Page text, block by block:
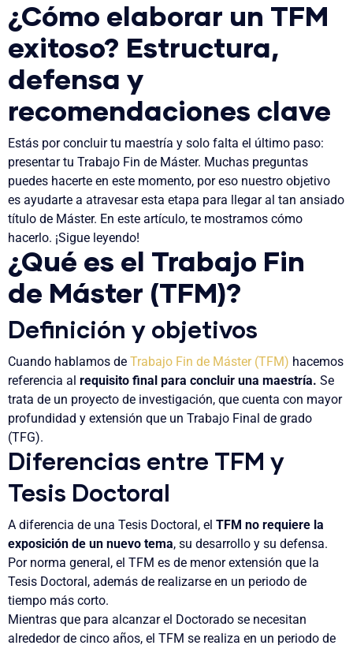
¿Cómo elaborar un TFM
exitoso? Estructura,
defensa y
recomendaciones clave
Estás por concluir tu maestría y solo falta el último paso:
presentar tu Trabajo Fin de Máster. Muchas preguntas
puedes hacerte en este momento, por eso nuestro objetivo
es ayudarte a atravesar esta etapa para llegar al tan ansiado
título de Máster. En este artículo, te mostramos cómo
hacerlo. ¡Sigue leyendo!
¿Qué es el Trabajo Fin
de Máster (TFM)?
Definición y objetivos
Cuando hablamos de Trabajo Fin de Máster (TFM) hacemos
referencia al requisito final para concluir una maestría. Se
trata de un proyecto de investigación, que cuenta con mayor
profundidad y extensión que un Trabajo Final de grado
(TFG).
Diferencias entre TFM y
Tesis Doctoral
A diferencia de una Tesis Doctoral, el TFM no requiere la
exposición de un nuevo tema, su desarrollo y su defensa.
Por norma general, el TFM es de menor extensión que la
Tesis Doctoral, además de realizarse en un periodo de
tiempo más corto.
Mientras que para alcanzar el Doctorado se necesitan
alrededor de cinco años, el TFM se realiza en un periodo de